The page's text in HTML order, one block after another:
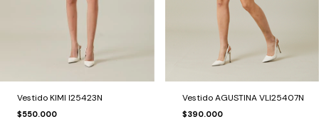
Vestido KIMI I25423N
$550.000
Vestido AGUSTINA VLI25407N
$390.000